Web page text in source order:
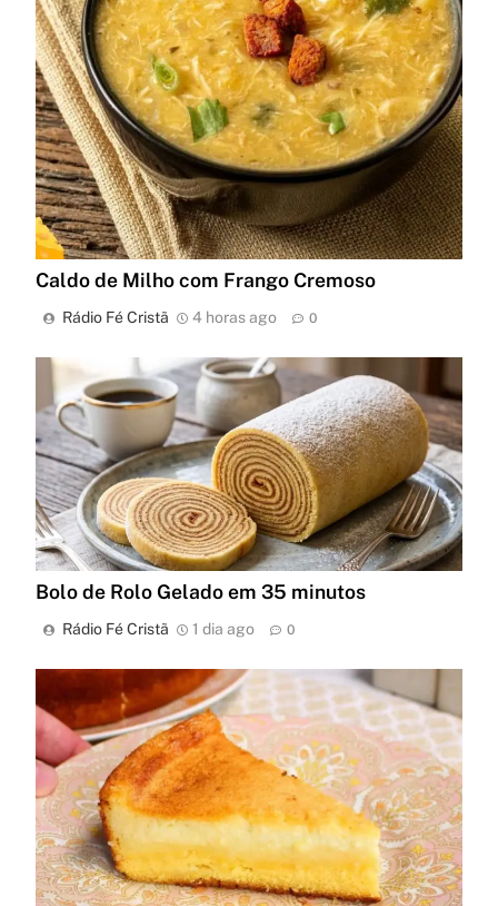
Caldo de Milho com Frango Cremoso
Rádio Fé Cristã 4 horas ago 0
Bolo de Rolo Gelado em 35 minutos
Rádio Fé Cristã 1 dia ago 0